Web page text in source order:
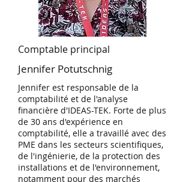
Comptable principal
Jennifer Potutschnig
Jennifer est responsable de la
comptabilité et de l'analyse
financière d'IDEAS-TEK. Forte de plus
de 30 ans d'expérience en
comptabilité, elle a travaillé avec des
PME dans les secteurs scientifiques,
de l'ingénierie, de la protection des
installations et de l'environnement,
notamment pour des marchés